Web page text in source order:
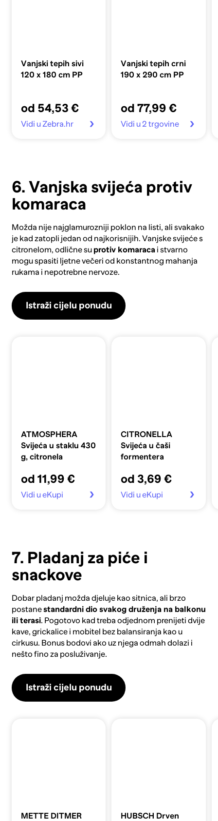
Vanjski tepih sivi
120 x 180 cm PP
od 54,53 €
Vidi u Zebra.hr
Vanjski tepih crni
190 x 290 cm PP
od 77,99 €
Vidi u 2 trgovine
6. Vanjska svijeća protiv
komaraca
Možda nije najglamurozniji poklon na listi, ali svakako
je kad zatopli jedan od najkorisnijih. Vanjske svijeće s
citronelom, odlične su protiv komaracai stvarno
mogu spasiti ljetne večeri od konstantnog mahanja
rukama i nepotrebne nervoze.
Istraži cijelu ponudu
ATMOSPHERA
Svijeća u staklu 430
g, citronela
od 11,99 €
Vidi u eKupi
CITRONELLA
Svijeća u čaši
formentera
od 3,69 €
Vidi u eKupi
7. Pladanj za piće i
snackove
Dobar pladanj možda djeluje kao sitnica, ali brzo
postanestandardni dio svakog druženja na balkonu
ili terasi. Pogotovo kad treba odjednom prenijeti dvije
kave, grickalice i mobitel bez balansiranja kao u
cirkusu. Bonus bodovi ako uz njega odmah dolazi i
nešto fino za posluživanje.
Istraži cijelu ponudu
METTE DITMER HUBSCH Drven